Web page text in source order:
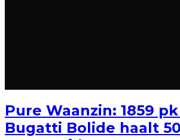
Pure Waanzin: 1859
Bugatti Bolide haalt